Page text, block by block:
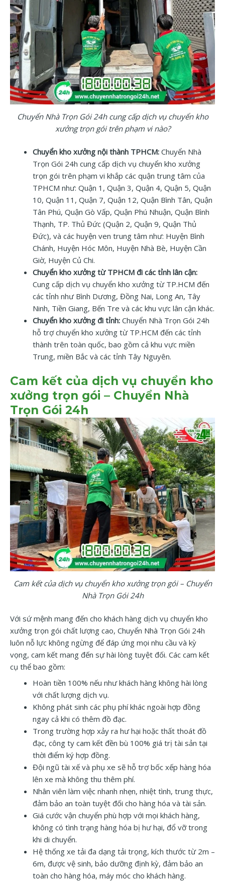
Chuyển Nhà Trọn Gói 24h cung cấp dịch vụ chuyển kho
xưởng trọn gói trên phạm vi nào?
Chuyển kho xưởng nội thành TPHCM: Chuyển Nhà
Trọn Gói 24h cung cấp dịch vụ chuyển kho xưởng
trọn gói trên phạm vi khắp các quận trung tâm của
TPHCM như: Quận 1, Quận 3, Quận 4, Quận 5, Quận
10, Quận 11, Quận 7, Quận 12, Quận Bình Tân, Quận
Tân Phú, Quận Gò Vấp, Quận Phú Nhuận, Quận Bình
Thạnh, TP. Thủ Đức (Quận 2, Quận 9, Quận Thủ
Đức), và các huyện ven trung tâm như: Huyện Bình
Chánh, Huyện Hóc Môn, Huyện Nhà Bè, Huyện Cần
Giờ, Huyện Củ Chi.
Chuyển kho xưởng từ TPHCM đi các tỉnh lân cận:
Cung cấp dịch vụ chuyển kho xưởng từ TP.HCM đến
các tỉnh như Bình Dương, Đồng Nai, Long An, Tây
Ninh, Tiền Giang, Bến Tre và các khu vực lân cận khác.
Chuyển kho xưởng đi tỉnh: Chuyển Nhà Trọn Gói 24h
hỗ trợ chuyển kho xưởng từ TP.HCM đến các tỉnh
thành trên toàn quốc, bao gồm cả khu vực miền
Trung, miền Bắc và các tỉnh Tây Nguyên.
Cam kết của dịch vụ chuyển kho
xưởng trọn gói – Chuyển Nhà
Trọn Gói 24h
Cam kết của dịch vụ chuyển kho xưởng trọn gói – Chuyển
Nhà Trọn Gói 24h
Với sứ mệnh mang đến cho khách hàng dịch vụ chuyển kho
xưởng trọn gói chất lượng cao, Chuyển Nhà Trọn Gói 24h
luôn nỗ lực không ngừng để đáp ứng mọi nhu cầu và kỳ
vọng, cam kết mang đến sự hài lòng tuyệt đối. Các cam kết
cụ thể bao gồm:
Hoàn tiền 100% nếu như khách hàng không hài lòng
với chất lượng dịch vụ.
Không phát sinh các phụ phí khác ngoài hợp đồng
ngay cả khi có thêm đồ đạc.
Trong trường hợp xảy ra hư hại hoặc thất thoát đồ
đạc, công ty cam kết đền bù 100% giá trị tài sản tại
thời điểm ký hợp đồng.
Đội ngũ tài xế và phụ xe sẽ hỗ trợ bốc xếp hàng hóa
lên xe mà không thu thêm phí.
Nhân viên làm việc nhanh nhẹn, nhiệt tình, trung thực,
đảm bảo an toàn tuyệt đối cho hàng hóa và tài sản.
Giá cước vận chuyển phù hợp với mọi khách hàng,
không có tình trạng hàng hóa bị hư hại, đổ vỡ trong
khi di chuyển.
Hệ thống xe tải đa dạng tải trọng, kích thước từ 2m –
6m, được vệ sinh, bảo dưỡng định kỳ, đảm bảo an
toàn cho hàng hóa, máy móc cho khách hàng.